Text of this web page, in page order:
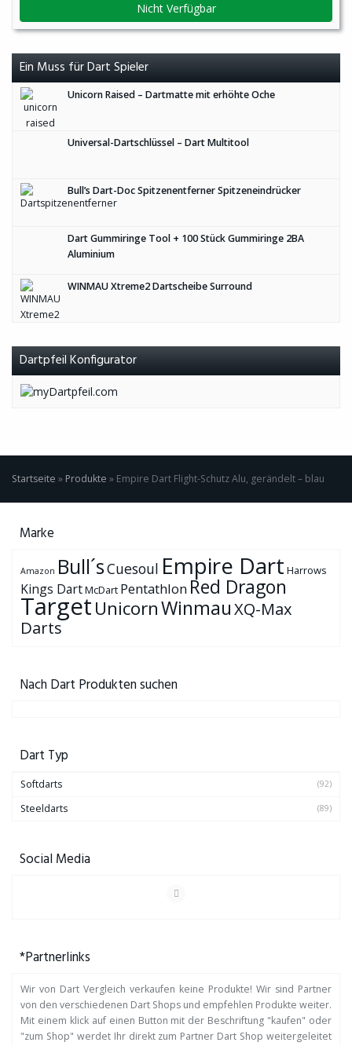
Nicht Verfügbar
Ein Muss für Dart Spieler
Unicorn Raised – Dartmatte mit erhöhte Oche
Universal-Dartschlüssel – Dart Multitool
Bull’s Dart-Doc Spitzenentferner Spitzeneindrücker
Dart Gummiringe Tool + 100 Stück Gummiringe 2BA
Aluminium
WINMAU Xtreme2 Dartscheibe Surround
Dartpfeil Konfigurator
Startseite » Produkte » Empire Dart Flight-Schutz Alu, gerändelt – blau
Marke
Amazon Bull´sCuesoul Empire Dart Harrows
Kings DartMcDart Pentathlon Red Dragon
TargetUnicornWinmauXQ-Max
Darts
Nach Dart Produkten suchen
Dart Typ
Softdarts (92)
Steeldarts (89)
Social Media
*Partnerlinks
Wir von Dart Vergleich verkaufen keine Produkte! Wir sind Partner
von den verschiedenen Dart Shops und empfehlen Produkte weiter.
Mit einem klick auf einen Button mit der Beschriftung "kaufen" oder
"zum Shop" werdet Ihr direkt zum Partner Dart Shop weitergeleitet